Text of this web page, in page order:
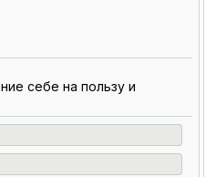
себе на пользу и